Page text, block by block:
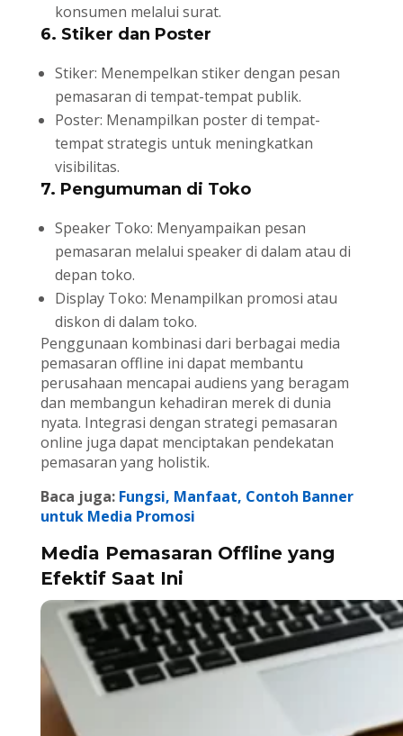
konsumen melalui surat.
6. Stiker dan Poster
Stiker: Menempelkan stiker dengan pesan
pemasaran di tempat-tempat publik.
Poster: Menampilkan poster di tempat-
tempat strategis untuk meningkatkan
visibilitas.
7. Pengumuman di Toko
Speaker Toko: Menyampaikan pesan
pemasaran melalui speaker di dalam atau di
depan toko.
Display Toko: Menampilkan promosi atau
diskon di dalam toko.
Penggunaan kombinasi dari berbagai media
pemasaran offline ini dapat membantu
perusahaan mencapai audiens yang beragam
dan membangun kehadiran merek di dunia
nyata. Integrasi dengan strategi pemasaran
online juga dapat menciptakan pendekatan
pemasaran yang holistik.
Baca juga: Fungsi, Manfaat, Contoh Banner
untuk Media Promosi
Media Pemasaran Offline yang
Efektif Saat Ini